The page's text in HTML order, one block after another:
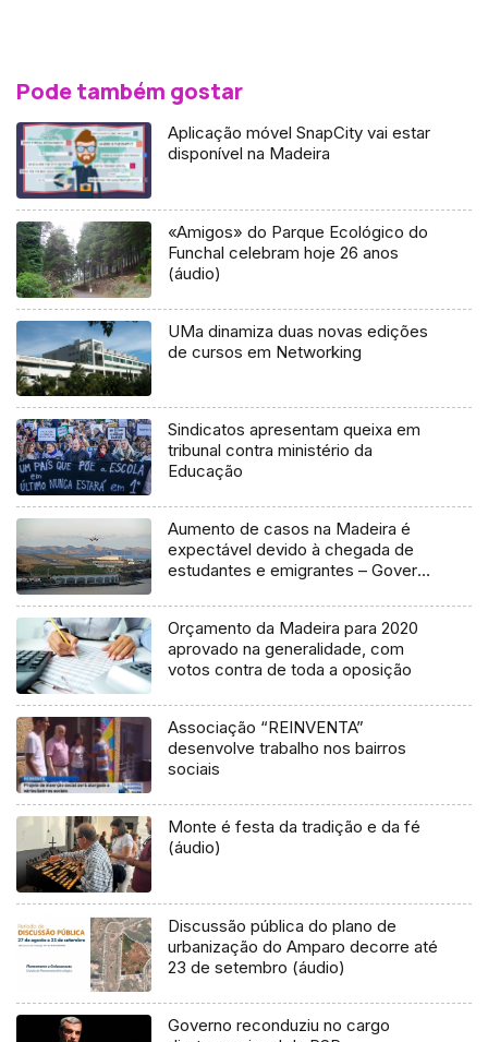
Pode também gostar
Aplicação móvel SnapCity vai estar
disponível na Madeira
«Amigos» do Parque Ecológico do
Funchal celebram hoje 26 anos
(áudio)
UMa dinamiza duas novas edições
de cursos em Networking
Sindicatos apresentam queixa em
tribunal contra ministério da
Educação
Aumento de casos na Madeira é
expectável devido à chegada de
estudantes e emigrantes – Governo
Orçamento da Madeira para 2020
aprovado na generalidade, com
votos contra de toda a oposição
Associação “REINVENTA”
desenvolve trabalho nos bairros
sociais
Monte é festa da tradição e da fé
(áudio)
Discussão pública do plano de
urbanização do Amparo decorre até
23 de setembro (áudio)
Governo reconduziu no cargo